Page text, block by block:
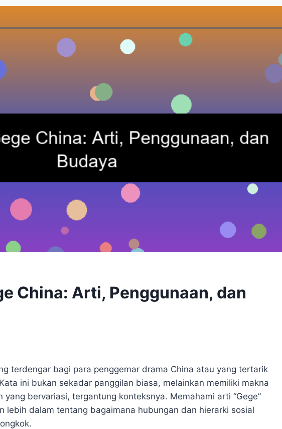
China: Arti, Penggunaan, dan
terdengar bagi para penggemar drama China atau yang tertarik
ini bukan sekadar panggilan biasa, melainkan memiliki makna
yang bervariasi, tergantung konteksnya. Memahami arti “Gege”
lebih dalam tentang bagaimana hubungan dan hierarki sosial